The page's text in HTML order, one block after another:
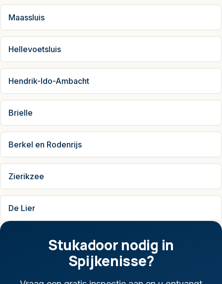
Maassluis
Hellevoetsluis
Hendrik-Ido-Ambacht
Brielle
Berkel en Rodenrijs
Zierikzee
De Lier
Stukadoor nodig in
Spijkenisse?